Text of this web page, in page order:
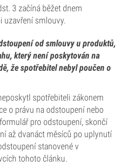
3 začíná běžet dnem
uzavření smlouvy.
od smlouvy u produktů,
který není poskytován na
že spotřebitel nebyl poučen o
spotřebiteli zákonem
o právu na odstoupení nebo
pro odstoupení, skončí
až dvanáct měsíců po uplynutí
stanovené v
tohoto článku.